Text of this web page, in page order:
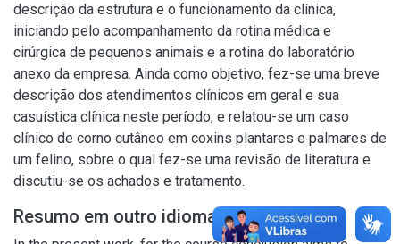
descrição da estrutura e o funcionamento da clínica,
iniciando pelo acompanhamento da rotina médica e
cirúrgica de pequenos animais e a rotina do laboratório
anexo da empresa. Ainda como objetivo, fez-se uma breve
descrição dos atendimentos clínicos em geral e sua
casuística clínica neste período, e relatou-se um caso
clínico de corno cutâneo em coxins plantares e palmares de
um felino, sobre o qual fez-se uma revisão de literatura e
discutiu-se os achados e tratamento.
Resumo em outro idioma